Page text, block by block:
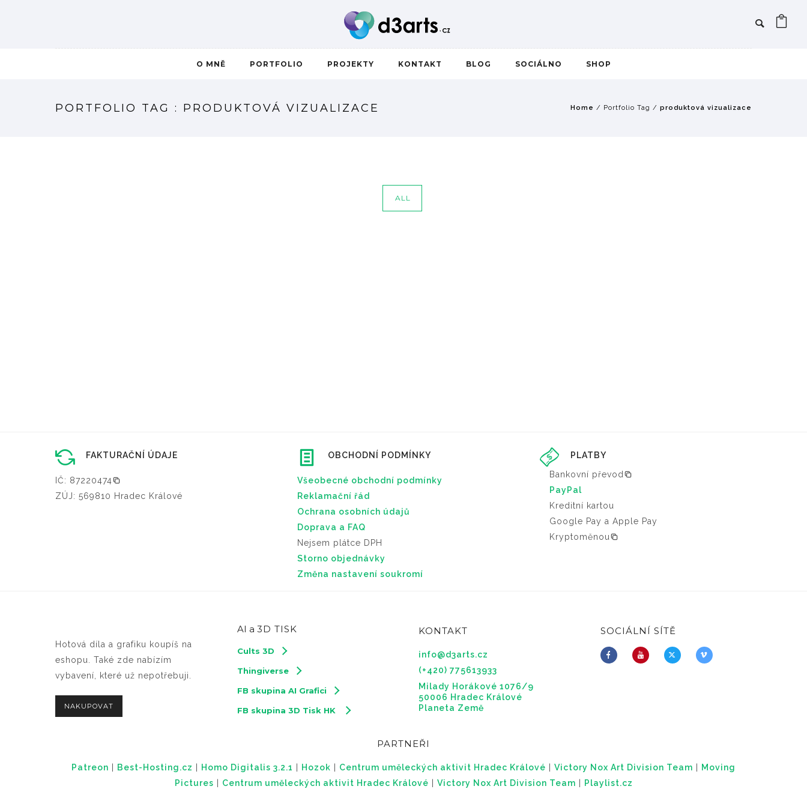
O MNĚ PORTFOLIO PROJEKTY KONTAKT BLOG SOCIÁLNO SHOP
PORTFOLIO TAG : PRODUKTOVÁ VIZUALIZACE Home / Portfolio Tag / produktová vizualizace
ALL
FAKTURAČNÍ ÚDAJE
IČ: 87220474
ZÚJ: 569810 Hradec Králové
OBCHODNÍ PODMÍNKY
Všeobecné obchodní podmínky
Reklamační řád
Ochrana osobních údajů
Doprava a FAQ
Nejsem plátce DPH
Storno objednávky
Změna nastavení soukromí
PLATBY
Bankovní převod
PayPal
Kreditní kartou
Google Pay a Apple Pay
Kryptoměnou
Hotová díla a grafiku koupíš na
eshopu. Také zde nabízím
vybavení, které už nepotřebuji.
NAKUPOVAT
AI a 3D TISK
Cults 3D
Thingiverse
FB skupina AI Grafici
FB skupina 3D Tisk HK
KONTAKT
info@d3arts.cz
(+420) 775613933
Milady Horákové 1076/9
50006 Hradec Králové
Planeta Země
SOCIÁLNÍ SÍTĚ
PARTNEŘI
Patreon Best-Hosting.cz Homo Digitalis 3.2.1 Hozok Centrum uměleckých aktivit Hradec Králové Victory Nox Art Division Team
Moving
Pictures
Centrum uměleckých aktivit Hradec Králové Victory Nox Art Division Team Playlist.cz